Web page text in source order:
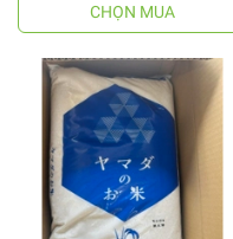
CHỌN MUA